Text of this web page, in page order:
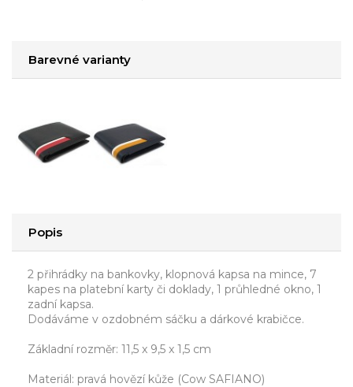
Barevné varianty
Popis
2 přihrádky na bankovky, klopnová kapsa na mince, 7
kapes na platební karty či doklady, 1 průhledné okno, 1
zadní kapsa.
Dodáváme v ozdobném sáčku a dárkové krabičce.
Základní rozměr: 11,5 x 9,5 x 1,5 cm
Materiál: pravá hovězí kůže (Cow SAFIANO)